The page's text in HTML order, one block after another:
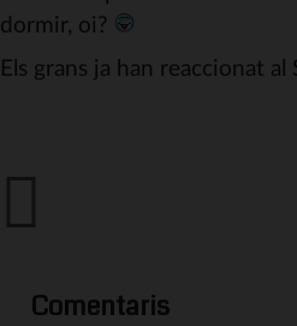
dormir, oi?
Els grans ja han reaccionat
Comentaris